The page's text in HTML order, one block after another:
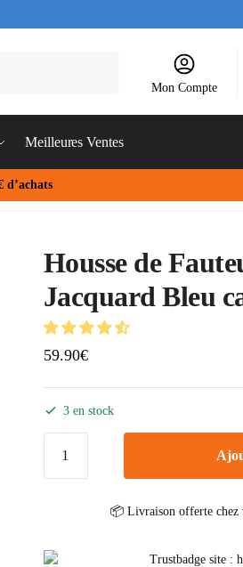
Mon Compte
Meilleures Ventes
d’achats
Housse de
Jacquard Bleu
59.90€
3 en stock
📦 Livraison offerte chez